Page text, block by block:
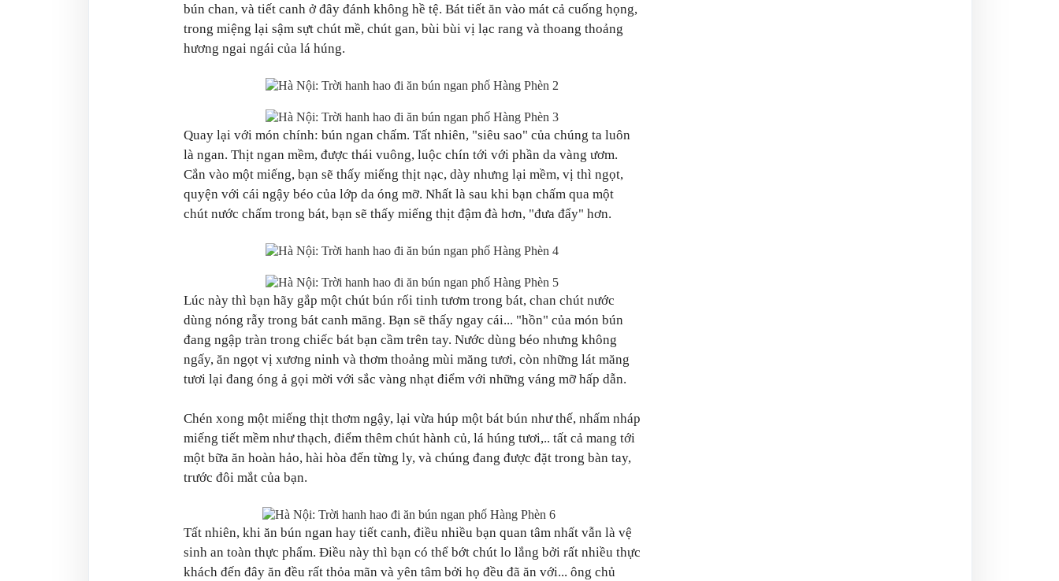
bún chan, và tiết canh ở đây đánh không hề tệ. Bát tiết ăn vào mát cả cuống họng,
trong miệng lại sậm sựt chút mề, chút gan, bùi bùi vị lạc rang và thoang thoảng
hương ngai ngái của lá húng.
Quay lại với món chính: bún ngan chấm. Tất nhiên, "siêu sao" của chúng ta luôn
là ngan. Thịt ngan mềm, được thái vuông, luộc chín tới với phần da vàng ươm.
Cắn vào một miếng, bạn sẽ thấy miếng thịt nạc, dày nhưng lại mềm, vị thì ngọt,
quyện với cái ngậy béo của lớp da óng mỡ. Nhất là sau khi bạn chấm qua một
chút nước chấm trong bát, bạn sẽ thấy miếng thịt đậm đà hơn, "đưa đẩy" hơn.
Lúc này thì bạn hãy gắp một chút bún rối tinh tươm trong bát, chan chút nước
dùng nóng rẫy trong bát canh măng. Bạn sẽ thấy ngay cái... "hồn" của món bún
đang ngập tràn trong chiếc bát bạn cầm trên tay. Nước dùng béo nhưng không
ngấy, ăn ngọt vị xương ninh và thơm thoảng mùi măng tươi, còn những lát măng
tươi lại đang óng ả gọi mời với sắc vàng nhạt điểm với những váng mỡ hấp dẫn.
Chén xong một miếng thịt thơm ngậy, lại vừa húp một bát bún như thế, nhấm nháp
miếng tiết mềm như thạch, điểm thêm chút hành củ, lá húng tươi,.. tất cả mang tới
một bữa ăn hoàn hảo, hài hòa đến từng ly, và chúng đang được đặt trong bàn tay,
trước đôi mắt của bạn.
Tất nhiên, khi ăn bún ngan hay tiết canh, điều nhiều bạn quan tâm nhất vẫn là vệ
sinh an toàn thực phẩm. Điều này thì bạn có thể bớt chút lo lắng bởi rất nhiều thực
khách đến đây ăn đều rất thỏa mãn và yên tâm bởi họ đều đã ăn với... ông chủ